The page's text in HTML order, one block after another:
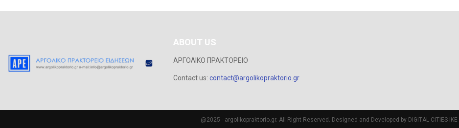
ABOUT US
ΑΡΓΟΛΙΚΟ ΠΡΑΚΤΟΡΕΙΟ
Contact us: contact@argolikopraktorio.gr
@2025 - argolikopraktorio.gr. All Right Reserved. Designed and Developed by DIGITAL CITIES IKE